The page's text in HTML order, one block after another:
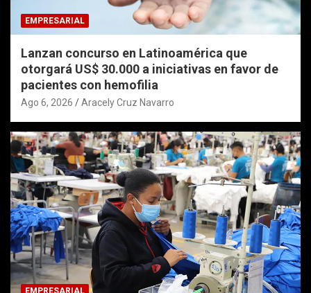
EMPRESARIAL
Lanzan concurso en Latinoamérica que
otorgará US$ 30.000 a iniciativas en favor de
pacientes con hemofilia
Ago 6, 2026 Aracely Cruz Navarro